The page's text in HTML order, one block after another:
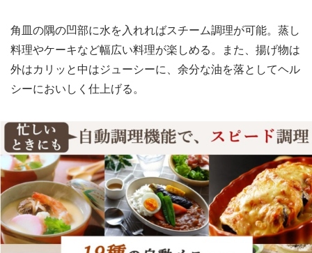
角皿の隅の凹部に水を入れればスチーム調理が可能。蒸し
料理やケーキなど幅広い料理が楽しめる。また、揚げ物は
外はカリッと中はジューシーに、余分な油を落としてヘル
シーにおいしく仕上げる。